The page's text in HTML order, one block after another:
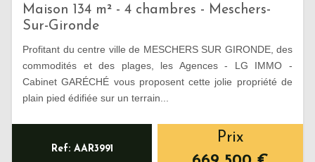
Maison 134 m² - 4 chambres - Meschers-
Sur-Gironde
Profitant du centre ville de MESCHERS SUR GIRONDE, des
commodités et des plages, les Agences - LG IMMO -
Cabinet GARÉCHÉ vous proposent cette jolie propriété de
plain pied édifiée sur un terrain...
Ref: AAR3991
Prix